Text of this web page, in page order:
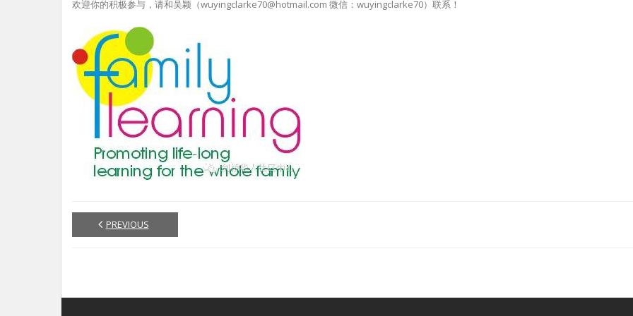
欢迎你的积极参与，请和吴颖（wuyingclarke70@hotmail.com 微信：wuyingclarke70）联系！
PREVIOUS